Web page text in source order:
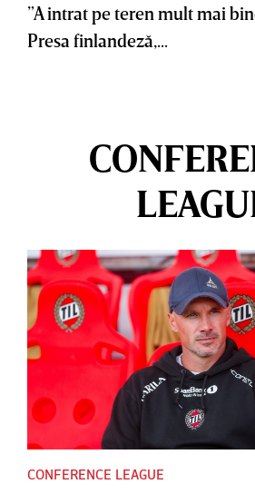
”A intrat pe teren mult mai
Presa finlandeză,...
CONFERENCE LEAGUE